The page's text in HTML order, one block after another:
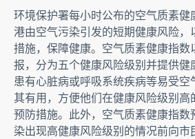
环境保护署每小时公布的空气质素健
港由空气污染引发的短期健康风险，
措施，保障健康。空气质素健康指数
报，分为五个健康风险级别并提供健
患有心脏病或呼吸系统疾病等易受
其有用，方便他们在健康风险级别高
预防措施。此外，空气质素健康指数
染出现高健康风险级别的情况前向市